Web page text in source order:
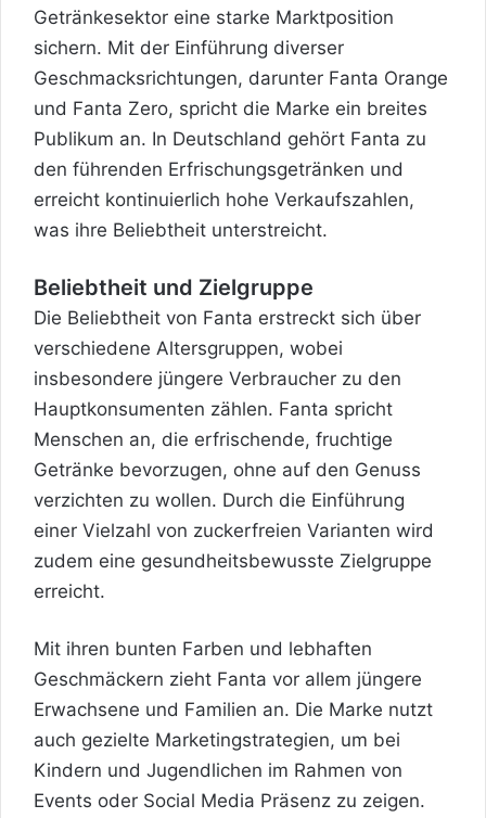
Getränkesektor eine starke Marktposition
sichern. Mit der Einführung diverser
Geschmacksrichtungen, darunter Fanta Orange
und Fanta Zero, spricht die Marke ein breites
Publikum an. In Deutschland gehört Fanta zu
den führenden Erfrischungsgetränken und
erreicht kontinuierlich hohe Verkaufszahlen,
was ihre Beliebtheit unterstreicht.
Beliebtheit und Zielgruppe
Die Beliebtheit von Fanta erstreckt sich über
verschiedene Altersgruppen, wobei
insbesondere jüngere Verbraucher zu den
Hauptkonsumenten zählen. Fanta spricht
Menschen an, die erfrischende, fruchtige
Getränke bevorzugen, ohne auf den Genuss
verzichten zu wollen. Durch die Einführung
einer Vielzahl von zuckerfreien Varianten wird
zudem eine gesundheitsbewusste Zielgruppe
erreicht.
Mit ihren bunten Farben und lebhaften
Geschmäckern zieht Fanta vor allem jüngere
Erwachsene und Familien an. Die Marke nutzt
auch gezielte Marketingstrategien, um bei
Kindern und Jugendlichen im Rahmen von
Events oder Social Media Präsenz zu zeigen.